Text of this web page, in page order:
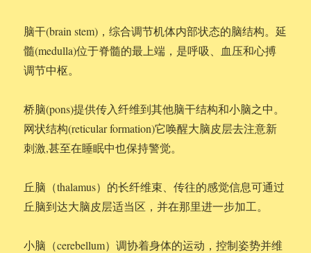
脑干(brain stem)，综合调节机体内部状态的脑结构。延
髓(medulla)位于脊髓的最上端，是呼吸、血压和心搏
调节中枢。
桥脑(pons)提供传入纤维到其他脑干结构和小脑之中。
网状结构(reticular formation)它唤醒大脑皮层去注意新
刺激,甚至在睡眠中也保持警觉。
丘脑（thalamus）的长纤维束、传往的感觉信息可通过
丘脑到达大脑皮层适当区，并在那里进一步加工。
小脑（cerebellum）调协着身体的运动，控制姿势并维